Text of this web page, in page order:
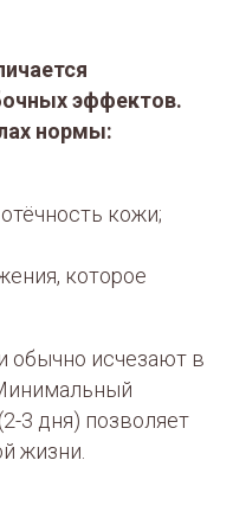
эффектов.
нормы:
кожи;
которое
обычно исчезают в
3 дня) позволяет
жизни.